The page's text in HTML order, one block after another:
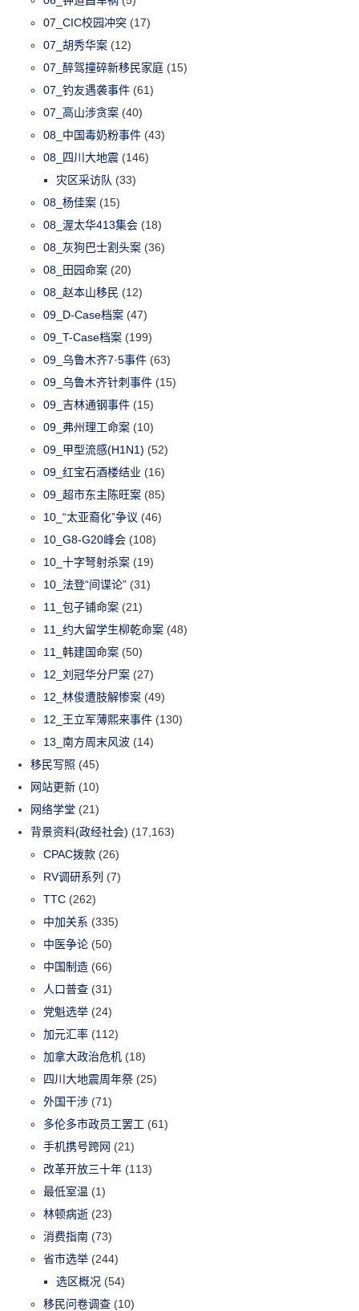
07_CIC校园冲突 (17)
07_胡秀华案 (12)
07_醉驾撞碎新移民家庭 (15)
07_钓友遇袭事件 (61)
07_高山涉贪案 (40)
08_中国毒奶粉事件 (43)
08_四川大地震 (146)
灾区采访队 (33)
08_杨佳案 (15)
08_渥太华413集会 (18)
08_灰狗巴士割头案 (36)
08_田园命案 (20)
08_赵本山移民 (12)
09_D-Case档案 (47)
09_T-Case档案 (199)
09_乌鲁木齐7·5事件 (63)
09_乌鲁木齐针刺事件 (15)
09_吉林通钢事件 (15)
09_弗州理工命案 (10)
09_甲型流感(H1N1) (52)
09_红宝石酒楼结业 (16)
09_超市东主陈旺案 (85)
10_“太亚裔化”争议 (46)
10_G8-G20峰会 (108)
10_十字弩射杀案 (19)
10_法登“间谍论” (31)
11_包子铺命案 (21)
11_约大留学生柳乾命案 (48)
11_韩建国命案 (50)
12_刘冠华分尸案 (27)
12_林俊遭肢解惨案 (49)
12_王立军薄熙来事件 (130)
13_南方周末风波 (14)
移民写照 (45)
网站更新 (10)
网络学堂 (21)
背景资料(政经社会) (17,163)
CPAC拨款 (26)
RV调研系列 (7)
TTC (262)
中加关系 (335)
中医争论 (50)
中国制造 (66)
人口普查 (31)
党魁选举 (24)
加元汇率 (112)
加拿大政治危机 (18)
四川大地震周年祭 (25)
外国干涉 (71)
多伦多市政员工罢工 (61)
手机携号跨网 (21)
改革开放三十年 (113)
最低室温 (1)
林顿病逝 (23)
消费指南 (73)
省市选举 (244)
选区概况 (54)
移民问卷调查 (10)